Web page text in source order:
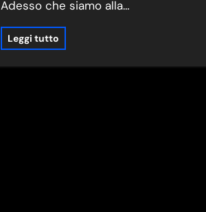
Adesso che siamo alla…
Leggi tutto